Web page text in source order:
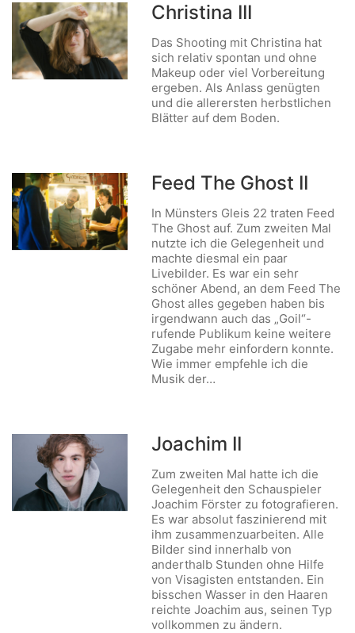
Christina III
Das Shooting mit Christina hat
sich relativ spontan und ohne
Makeup oder viel Vorbereitung
ergeben. Als Anlass genügten
und die allerersten herbstlichen
Blätter auf dem Boden.
Feed The Ghost II
In Münsters Gleis 22 traten Feed
The Ghost auf. Zum zweiten Mal
nutzte ich die Gelegenheit und
machte diesmal ein paar
Livebilder. Es war ein sehr
schöner Abend, an dem Feed The
Ghost alles gegeben haben bis
irgendwann auch das „Goil“-
rufende Publikum keine weitere
Zugabe mehr einfordern konnte.
Wie immer empfehle ich die
Musik der…
Joachim II
Zum zweiten Mal hatte ich die
Gelegenheit den Schauspieler
Joachim Förster zu fotografieren.
Es war absolut faszinierend mit
ihm zusammenzuarbeiten. Alle
Bilder sind innerhalb von
anderthalb Stunden ohne Hilfe
von Visagisten entstanden. Ein
bisschen Wasser in den Haaren
reichte Joachim aus, seinen Typ
vollkommen zu ändern.